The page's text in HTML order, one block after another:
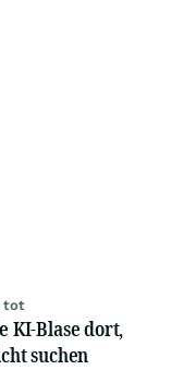
tot
KI-Blase dort,
suchen